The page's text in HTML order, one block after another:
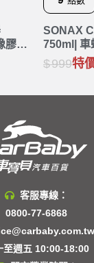
膠氣
SONAX
750ml| 車
999特
客服專線：
0800-77-6868
至週五 10:00-18:00